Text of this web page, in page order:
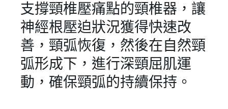
支撐頸椎壓痛點的頸椎器，讓
神經根壓迫狀況獲得快速改
善，頸弧恢復，然後在自然頸
弧形成下，進行深頸屈肌運
動，確保頸弧的持續保持。